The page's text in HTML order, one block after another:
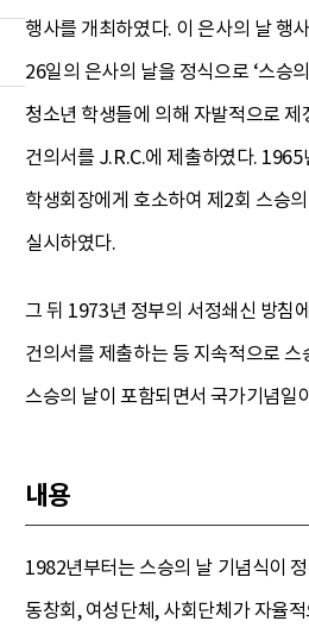
행사를 개최하였다. 이 은사의 날 행
26일의 은사의 날을 정식으로 ‘스승
청소년 학생들에 의해 자발적으로
건의서를 J.R.C.에 제출하였다.
학생회장에게 호소하여 제2회 스승
실시하였다.
그 뒤 1973년 정부의 서정쇄신 방침
건의서를 제출하는 등 지속적으로
스승의 날이 포함되면서 국가기념일
내용
1982년부터는 스승의 날 기념식이
동창회, 여성단체, 사회단체가 자율